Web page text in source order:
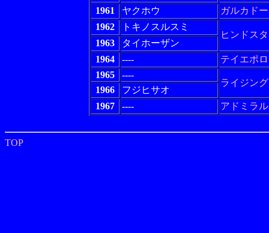
1961
ヤクホウ
ガルカド
1962
トキノスルスミ
ヒンドス
1963
タイホーザン
1964
----
テイエポロ
1965
----
ライジン
1966
フジヒサオ
1967
---- アドミラ
TOP